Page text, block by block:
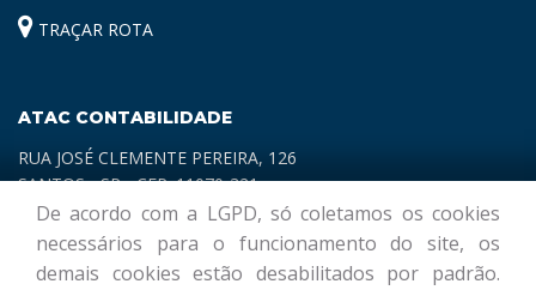
TRAÇAR ROTA
ATAC CONTABILIDADE
RUA JOSÉ CLEMENTE PEREIRA, 126
SANTOS - SP - CEP: 11070-321
TRAÇAR ROTA
De acordo com a LGPD, só coletamos os cookies
necessários para o funcionamento do site, os
demais cookies estão desabilitados por padrão.